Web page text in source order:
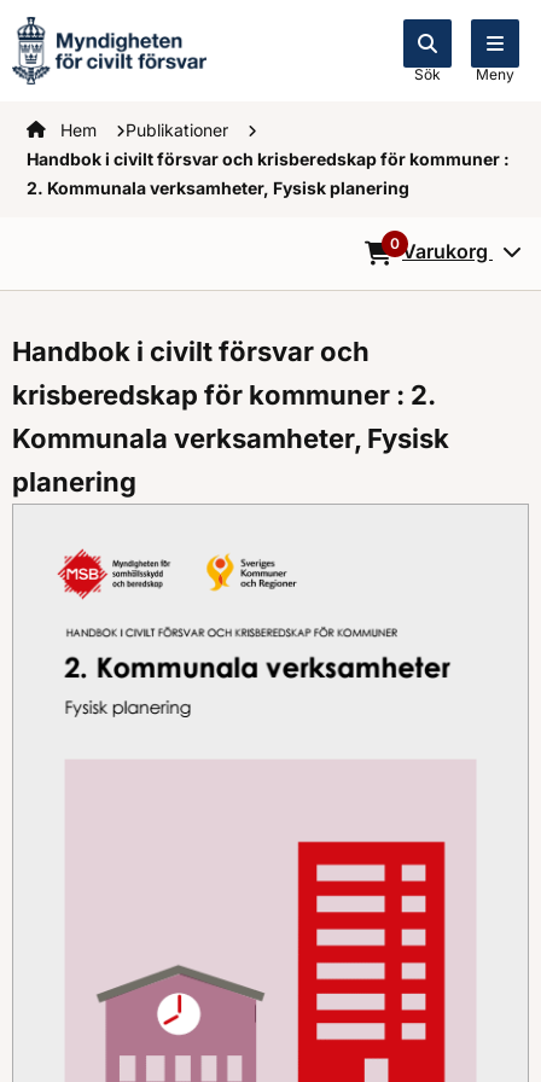
Sök Meny
Startsidan
Hem
Publikationer
Handbok i civilt försvar och krisberedskap för kommuner :
2. Kommunala verksamheter, Fysisk planering
0Varukorg
Handbok i civilt försvar och
krisberedskap för kommuner : 2.
Kommunala verksamheter, Fysisk
planering